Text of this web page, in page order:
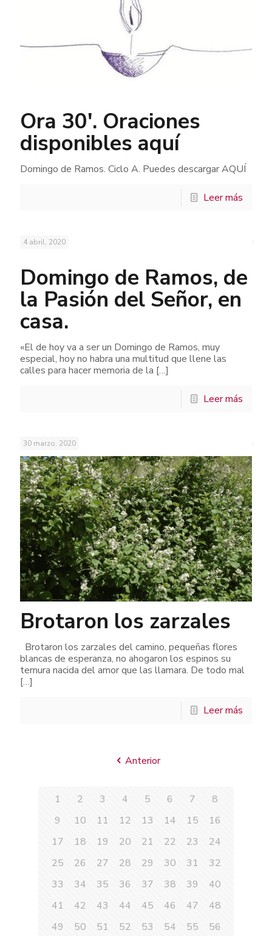
Ora 30′. Oraciones
disponibles aquí
Domingo de Ramos. Ciclo A. Puedes descargar AQUÍ
Leer más
4 abril, 2020
Domingo de Ramos, de
la Pasión del Señor, en
casa.
«El de hoy va a ser un Domingo de Ramos, muy
especial, hoy no habra una multitud que llene las
calles para hacer memoria de la […]
Leer más
30 marzo, 2020
Brotaron los zarzales
Brotaron los zarzales del camino, pequeñas flores
blancas de esperanza, no ahogaron los espinos su
ternura nacida del amor que las llamara. De todo mal
[…]
Leer más
Anterior
1 2 3 4 5 6 7
8
9
10 11 12 13 14 15
16
17
18 19 20 21 22 23
24
25
26 27 28 29 30 31
32
33
34 35 36 37 38 39
40
41
42 43 44 45 46 47
48
49
50 51 52 53 54 55
56